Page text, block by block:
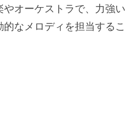
オーケストラで、力強い
なメロディを担当するこ